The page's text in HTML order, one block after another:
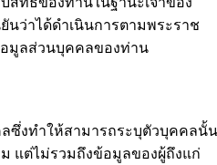
ว่าได้ดำเนินการตามพระราช
มูลส่วนบุคคลของท่าน
ซึ่งทำให้สามารถระบุตัวบุคคลนั้น
แต่ไม่รวมถึงข้อมูลของผู้ถึงแก่